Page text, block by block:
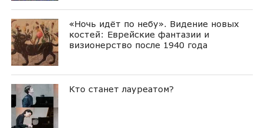
«Ночь идёт по небу». Видение новых
костей: Еврейские фантазии и
визионерство после 1940 года
Кто станет лауреатом?